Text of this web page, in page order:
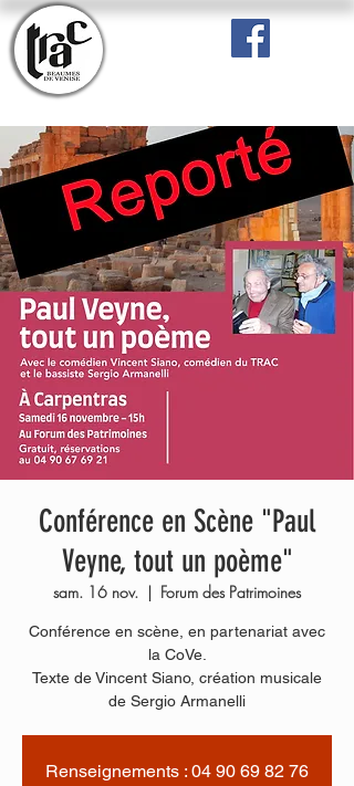
Conférence en Scène "Paul
Veyne, tout un poème"
sam. 16 nov.
  |
Forum des Patrimoines
Conférence en scène, en partenariat avec
la CoVe.
Texte de Vincent Siano, création musicale
de Sergio Armanelli
Renseignements : 04 90 69 82 76